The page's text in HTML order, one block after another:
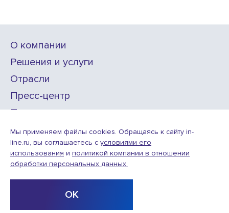
О компании
Решения и услуги
Отрасли
Пресс-центр
Проекты
Карьера
Условия использования веб-сайта
Мы применяем файлы cookies. Обращаясь к сайту in-
line.ru, вы соглашаетесь с условиями его
использования и политикой компании в отношении
обработки персональных данных.
ОК